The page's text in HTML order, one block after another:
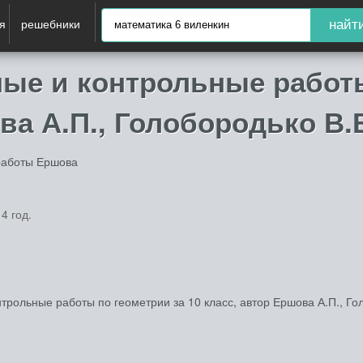
решебники
и контрольные
А.П., Голобородько
Ершова
год.
работы по геометрии за 10 класс, автор Ершова А.П.,